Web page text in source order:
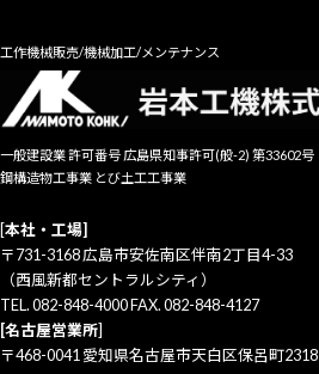
工作機械販売/機械加工/メンテナンス
一般建設業 許可番号 広島県知事許可(般-2) 第33602号
鋼構造物工事業 とび土工工事業
[本社・工場]
〒731-3168 広島市安佐南区伴南2丁目4-33
（西風新都セントラルシティ）
TEL. 082-848-4000 FAX. 082-848-4127
[名古屋営業所]
〒468-0041 愛知県名古屋市天白区保呂町2318